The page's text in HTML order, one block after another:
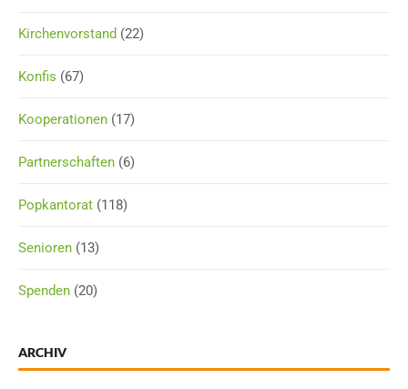
Kirchenvorstand (22)
Konfis (67)
Kooperationen (17)
Partnerschaften (6)
Popkantorat (118)
Senioren (13)
Spenden (20)
ARCHIV